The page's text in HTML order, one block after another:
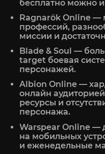
бесплатно можно
Ragnarök Online —
профессий,
миссии и
Blade & Soul —
target боевая
персонажей.
Albion Online —
онлайн
ресурсы и
персонажа.
Warspear Online —
на мобильных
и еженедельные